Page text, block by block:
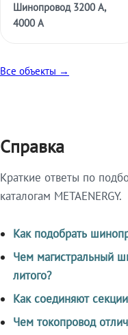
Шинопровод 3200 А,
4000 А
Все объекты →
Справка
Краткие ответы по
каталогам METAENERGY.
Как подобрать
Чем магистральный
литого?
Как соединяют
Чем токопровод